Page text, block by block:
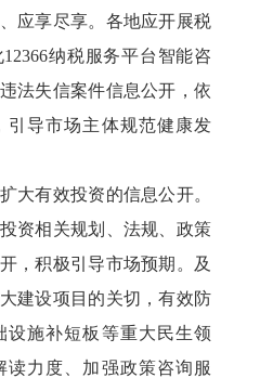
应享尽享。各地应开展税
纳税服务平台智能咨
法失信案件信息公开，依
引导市场主体规范健康发
有效投资的信息公开。
资相关规划、法规、政策
，积极引导市场预期。及
建设项目的关切，有效防
设施补短板等重大民生领
力度、加强政策咨询服